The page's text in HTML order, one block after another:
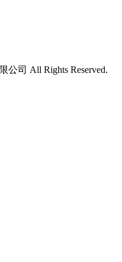
公司 All Rights Reserved.